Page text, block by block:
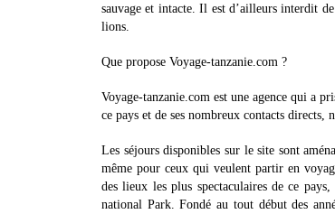
sauvage et intacte. Il est d’ailleurs interdit
lions.
Que propose Voyage-tanzanie.com ?
Voyage-tanzanie.com est une agence qui a
ce pays et de ses nombreux contacts directs,
Les séjours disponibles sur le site sont
même pour ceux qui veulent partir en
des lieux les plus spectaculaires de ce
national Park. Fondé au tout début des